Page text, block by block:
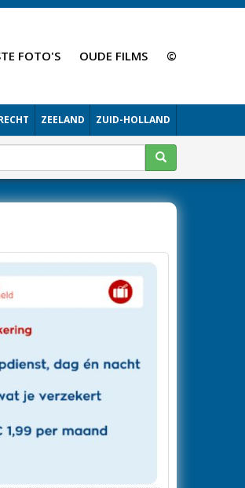
FOTO'S OUDE FILMS ©
ZEELAND ZUID-HOLLAND